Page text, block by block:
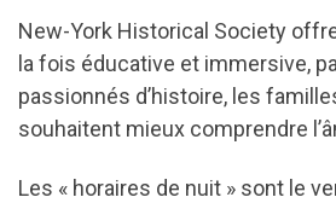
New-York Historical Society
la fois éducative et immersive,
passionnés d’histoire, les
souhaitent mieux comprendre
Les « horaires de nuit » sont le